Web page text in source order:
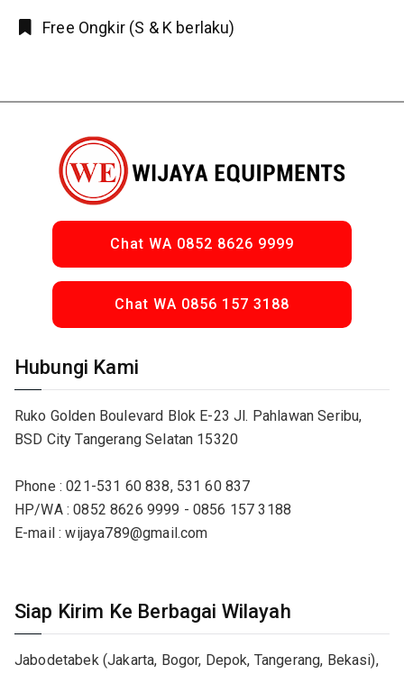
Free Ongkir (S & K berlaku)
Chat WA 0852 8626 9999
Chat WA 0856 157 3188
Hubungi Kami
Ruko Golden Boulevard Blok E-23 Jl. Pahlawan Seribu,
BSD City Tangerang Selatan 15320
Phone : 021-531 60 838, 531 60 837
HP/WA : 0852 8626 9999 - 0856 157 3188
E-mail : wijaya789@gmail.com
Siap Kirim Ke Berbagai Wilayah
Jabodetabek (Jakarta, Bogor, Depok, Tangerang, Bekasi),